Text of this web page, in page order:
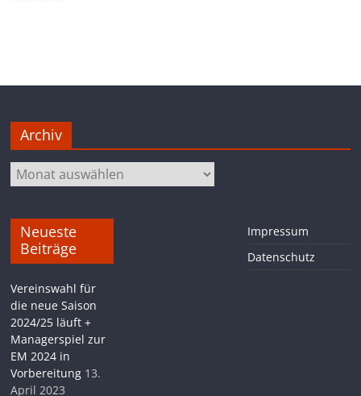
Archiv
Archiv
Neueste
Beiträge
Vereinswahl für
die neue Saison
2024/25 läuft +
Managerspiel zur
EM 2024 in
Vorbereitung 13.
April 2023
Impressum
Datenschutz